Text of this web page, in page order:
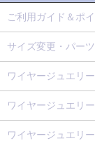
ご利用ガイド＆ポ
サイズ変更・パー
ワイヤージュエリ
ワイヤージュエリ
ワイヤージュエリ